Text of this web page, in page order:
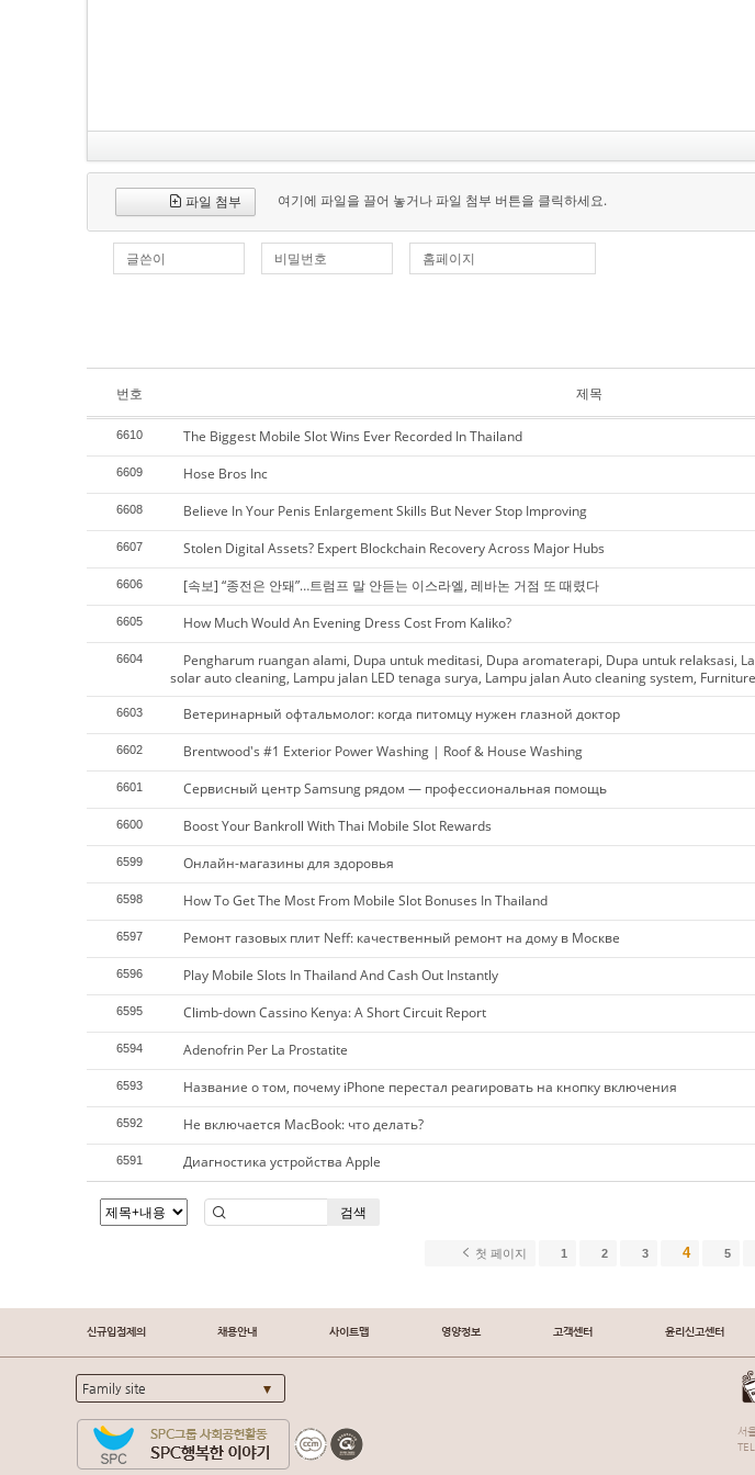
파일 첨부 여기에 파일을 끌어 놓거나 파일 첨부 버튼을 클릭하세요.
글쓴이 비밀번호 홈페이지
번호 제목
6610 The Biggest Mobile Slot Wins Ever Recorded In Thailand
6609 Hose Bros Inc
6608 Believe In Your Penis Enlargement Skills But Never Stop Improving
6607 Stolen Digital Assets? Expert Blockchain Recovery Across Major Hubs
6606 [속보] “종전은 안돼”…트럼프 말 안듣는 이스라엘, 레바논 거점 또 때렸다
6605 How Much Would An Evening Dress Cost From Kaliko?
6604
Pengharum ruangan alami, Dupa untuk meditasi, Dupa aromaterapi, Dupa untuk relaksasi,
solar auto cleaning, Lampu jalan LED tenaga surya, Lampu jalan Auto cleaning system,
6603 Ветеринарный офтальмолог: когда питомцу нужен глазной доктор
6602 Brentwood's #1 Exterior Power Washing | Roof & House Washing
6601 Сервисный центр Samsung рядом — профессиональная помощь
6600 Boost Your Bankroll With Thai Mobile Slot Rewards
6599 Онлайн-магазины для здоровья
6598 How To Get The Most From Mobile Slot Bonuses In Thailand
6597 Ремонт газовых плит Neff: качественный ремонт на дому в Москве
6596 Play Mobile Slots In Thailand And Cash Out Instantly
6595 Climb-down Cassino Kenya: A Short Circuit Report
6594 Adenofrin Per La Prostatite
6593 Название о том, почему iPhone перестал реагировать на кнопку включения
6592 Не включается MacBook: что делать?
6591 Диагностика устройства Apple
검색
첫 페이지 1 2 3 4 5
신규입점제의 채용안내 사이트맵 영양정보 고객센터 윤리신고센터
Family site
서